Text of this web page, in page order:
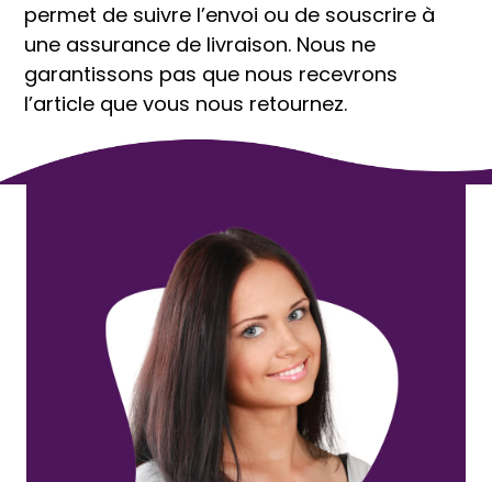
permet de suivre l’envoi ou de souscrire à
une assurance de livraison. Nous ne
garantissons pas que nous recevrons
l’article que vous nous retournez.